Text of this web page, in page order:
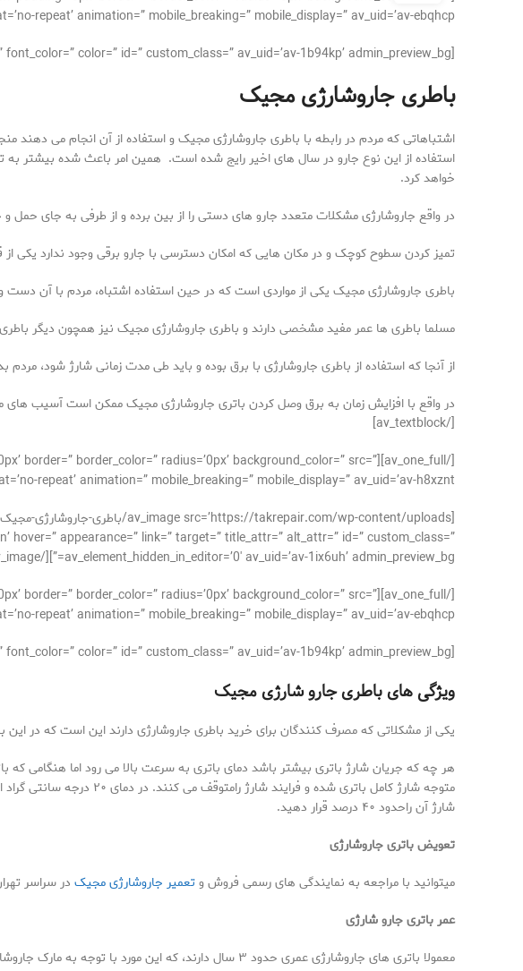
repeat’ animation=” mobile_breaking=” mobile_display=” av_uid=’av-ebqhcp’]
[av_textblock size=’16’ av-medium-font-size=” av-small-font-size=” av-mini-font-size=” font_color=” color=” id=” custom_class=” av_uid=’av-1b94kp’ admin_preview_bg=”]
باطری جاروشارژی مجیک
اشتباهاتی که مردم در رابطه با باطری جاروشارژی مجیک و استفاده از آن انجام می دهند
استفاده از این نوع جارو در سال های اخیر رایج شده است. همین امر باعث شده بیشتر به
خواهد کرد.
در واقع جاروشارژی مشکلات متعدد جارو های دستی را از بین برده و از طرفی به جای
تمیز کردن سطوح کوچک و در مکان هایی که امکان دسترسی با جارو برقی وجود ندارد یکی
باطری جاروشارژی مجیک یکی از مواردی است که در حین استفاده اشتباه، مردم با آن دست
مسلما باطری ها عمر مفید مشخصی دارند و باطری جاروشارژی مجیک نیز همچون دیگر
از آنجا که استفاده از باطری جاروشارژی با برق بوده و باید طی مدت زمانی شارژ شود،
در واقع با افزایش زمان به برق وصل کردن باتری جاروشارژی مجیک ممکن است آسیب های
[/av_textblock]
border=” border_color=” radius=’0px’ background_color=” src=”
repeat’ animation=” mobile_breaking=” mobile_display=” av_uid=’av-h8xznt’]
hover=” appearance=” link=” target=” title_attr=” alt_attr=” id=” custom_class=”
av_element_hidden_in_editor=’0′ av_uid=’av-1ix6uh’ admin_preview_bg=”][/av_image]
border=” border_color=” radius=’0px’ background_color=” src=”
repeat’ animation=” mobile_breaking=” mobile_display=” av_uid=’av-ebqhcp’]
[av_textblock size=’16’ av-medium-font-size=” av-small-font-size=” av-mini-font-size=” font_color=” color=” id=” custom_class=” av_uid=’av-1b94kp’ admin_preview_bg=”]
ویژگی های باطری جارو شارژی مجیک
یکی از مشکلاتی که مصرف کنندگان برای خرید باطری جاروشارژی دارند این است که در
شارژ آن راحدود ۴۰ درصد قرار دهید.
تعویض باتری جاروشارژی
میتوانید با مراجعه به نمایندگی های رسمی فروش وتعمیر جاروشارژی مجیک در سراسر
عمر باتری جارو شارژی
معمولا باتری های جاروشارژی عمری حدود ۳ سال دارند، که این مورد با توجه به مارک جاروشارژی و طریقه شارژ نمودن جاروشارژی متغیر میباشد